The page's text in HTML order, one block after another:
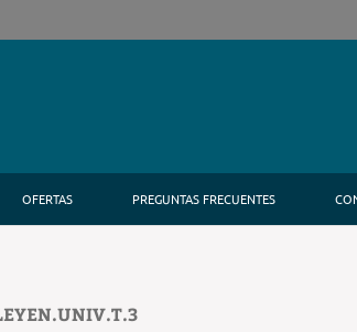
OFERTAS PREGUNTAS FRECUENTES